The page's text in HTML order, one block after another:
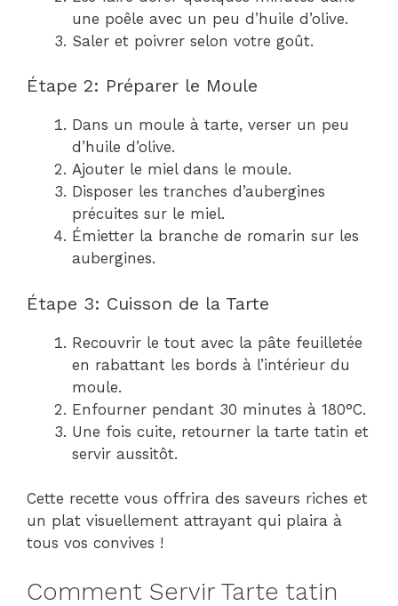
une poêle avec un peu d’huile d’olive.
Saler et poivrer selon votre goût.
Étape 2: Préparer le Moule
Dans un moule à tarte, verser un peu
d’huile d’olive.
Ajouter le miel dans le moule.
Disposer les tranches d’aubergines
précuites sur le miel.
Émietter la branche de romarin sur les
aubergines.
Étape 3: Cuisson de la Tarte
Recouvrir le tout avec la pâte feuilletée
en rabattant les bords à l’intérieur du
moule.
Enfourner pendant 30 minutes à 180°C.
Une fois cuite, retourner la tarte tatin et
servir aussitôt.
Cette recette vous offrira des saveurs riches et
un plat visuellement attrayant qui plaira à
tous vos convives !
Comment Servir Tarte tatin